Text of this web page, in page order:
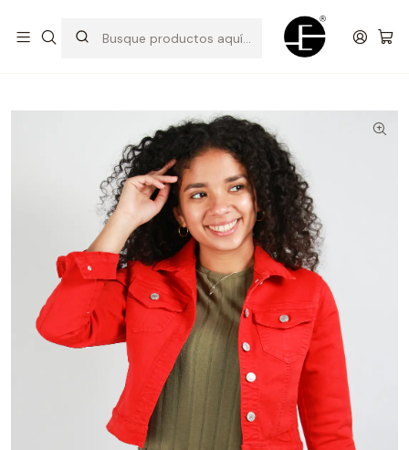
Prendas cómodas y exclusivas para renovar tu estilo
Casaca Clásica Princesa - Rojo